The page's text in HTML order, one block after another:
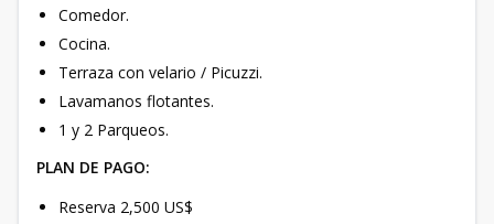
Comedor.
Cocina.
Terraza con velario / Picuzzi.
Lavamanos flotantes.
1 y 2 Parqueos.
PLAN DE PAGO:
Reserva 2,500 US$